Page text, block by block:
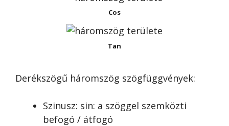
Cos
Tan
Derékszögű háromszög szögfüggvények:
Szinusz: sin: a szöggel szemközti
befogó / átfogó